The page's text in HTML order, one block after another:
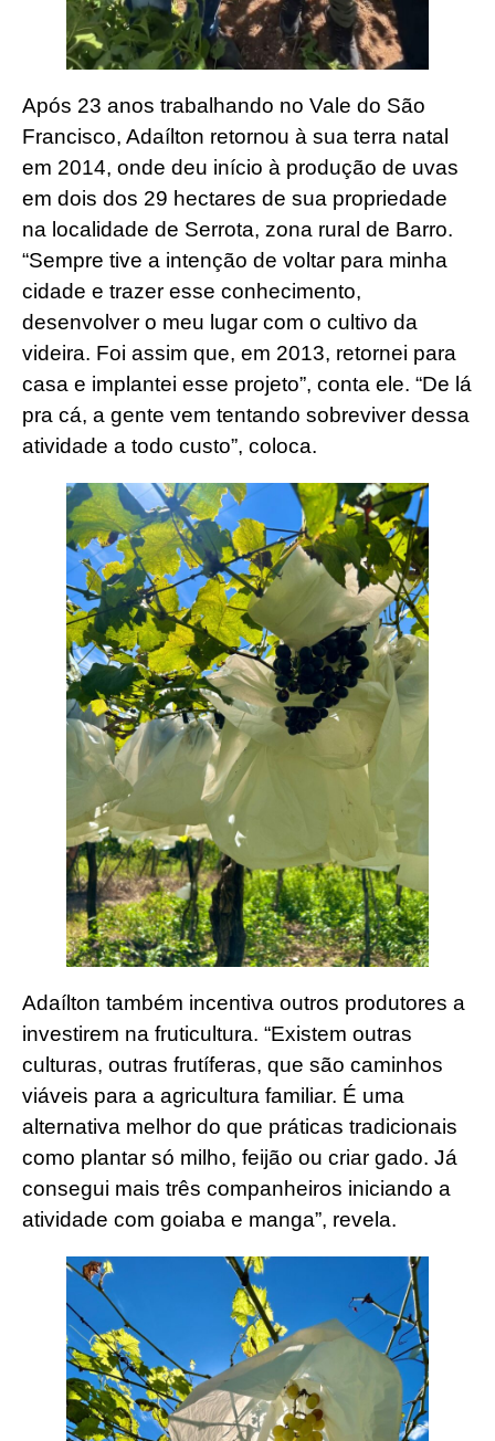
Após 23 anos trabalhando no Vale do São
Francisco, Adaílton retornou à sua terra natal
em 2014, onde deu início à produção de uvas
em dois dos 29 hectares de sua propriedade
na localidade de Serrota, zona rural de Barro.
“Sempre tive a intenção de voltar para minha
cidade e trazer esse conhecimento,
desenvolver o meu lugar com o cultivo da
videira. Foi assim que, em 2013, retornei para
casa e implantei esse projeto”, conta ele. “De lá
pra cá, a gente vem tentando sobreviver dessa
atividade a todo custo”, coloca.
Adaílton também incentiva outros produtores a
investirem na fruticultura. “Existem outras
culturas, outras frutíferas, que são caminhos
viáveis para a agricultura familiar. É uma
alternativa melhor do que práticas tradicionais
como plantar só milho, feijão ou criar gado. Já
consegui mais três companheiros iniciando a
atividade com goiaba e manga”, revela.